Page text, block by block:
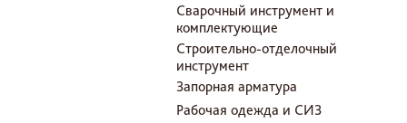
Сварочный инструмент и
комплектующие
Строительно-отделочный
инструмент
Запорная арматура
Рабочая одежда и СИЗ